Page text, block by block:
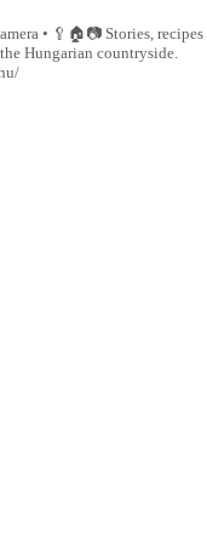
• 🥄🏠📷Stories, recipes
Hungarian countryside.